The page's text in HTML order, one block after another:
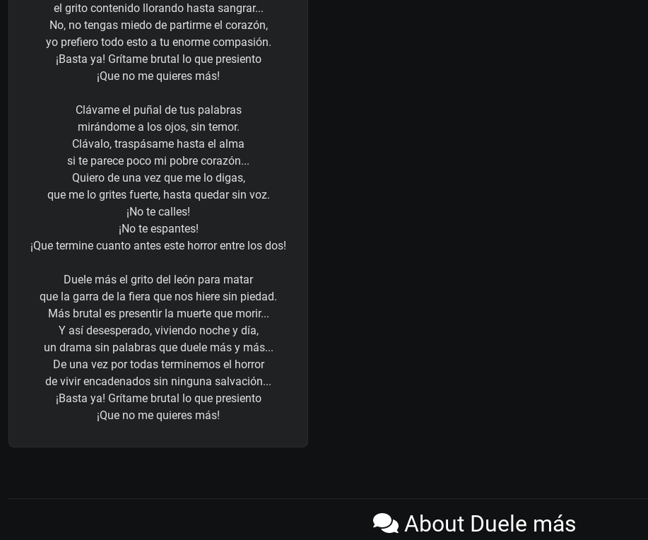
el grito contenido llorando hasta sangrar...
No, no tengas miedo de partirme el corazón,
yo prefiero todo esto a tu enorme compasión.
¡Basta ya! Grítame brutal lo que presiento
¡Que no me quieres más!
Clávame el puñal de tus palabras
mirándome a los ojos, sin temor.
Clávalo, traspásame hasta el alma
si te parece poco mi pobre corazón...
Quiero de una vez que me lo digas,
que me lo grites fuerte, hasta quedar sin voz.
¡No te calles!
¡No te espantes!
¡Que termine cuanto antes este horror entre los dos!
Duele más el grito del león para matar
que la garra de la fiera que nos hiere sin piedad.
Más brutal es presentir la muerte que morir...
Y así desesperado, viviendo noche y día,
un drama sin palabras que duele más y más...
De una vez por todas terminemos el horror
de vivir encadenados sin ninguna salvación...
¡Basta ya! Grítame brutal lo que presiento
¡Que no me quieres más!
About Duele más